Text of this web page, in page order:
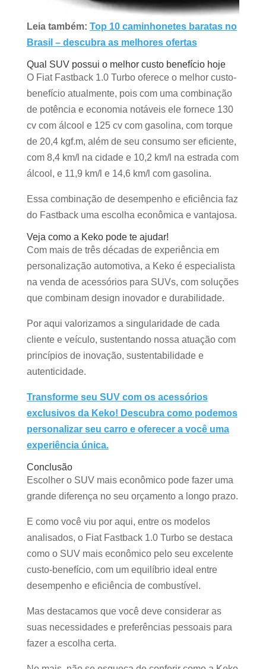
Leia também: Top 10 caminhonetes baratas no
Brasil – descubra as melhores ofertas
Qual SUV possui o melhor custo benefício hoje
O Fiat Fastback 1.0 Turbo oferece o melhor custo-
benefício atualmente, pois com uma combinação
de potência e economia notáveis ele fornece 130
cv com álcool e 125 cv com gasolina, com torque
de 20,4 kgf.m, além de seu consumo ser eficiente,
com 8,4 km/l na cidade e 10,2 km/l na estrada com
álcool, e 11,9 km/l e 14,6 km/l com gasolina.
Essa combinação de desempenho e eficiência faz
do Fastback uma escolha econômica e vantajosa.
Veja como a Keko pode te ajudar!
Com mais de três décadas de experiência em
personalização automotiva, a Keko é especialista
na venda de acessórios para SUVs, com soluções
que combinam design inovador e durabilidade.
Por aqui valorizamos a singularidade de cada
cliente e veículo, sustentando nossa atuação com
princípios de inovação, sustentabilidade e
autenticidade.
Transforme seu SUV com os acessórios
exclusivos da Keko! Descubra como podemos
personalizar seu carro e oferecer a você uma
experiência única.
Conclusão
Escolher o SUV mais econômico pode fazer uma
grande diferença no seu orçamento a longo prazo.
E como você viu por aqui, entre os modelos
analisados, o Fiat Fastback 1.0 Turbo se destaca
como o SUV mais econômico pelo seu excelente
custo-benefício, com um equilíbrio ideal entre
desempenho e eficiência de combustível.
Mas destacamos que você deve considerar as
suas necessidades e preferências pessoais para
fazer a escolha certa.